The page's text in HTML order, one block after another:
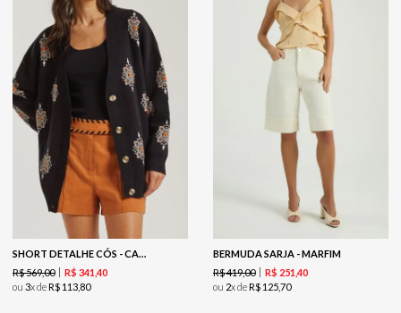
SHORT DETALHE CÓS - CARAMELO
R$569,00 R$ 341 40
ou 3x deR$ 113 80
BERMUDA SARJA - MARFIM
R$419,00 R$ 251 40
ou 2x deR$ 12570